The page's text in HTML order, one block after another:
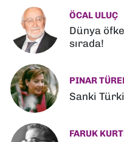
ÖCAL ULUÇ
Dünya
sırada!
PINAR
Sanki
FARUK